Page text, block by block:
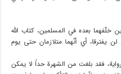
خلّفهما بعده في المسلمين، كتاب الله
لن يفترقا، أي أنّهما متلازمان حتى يوم
فقد بلغت من الشهرة حداً لا يمكن